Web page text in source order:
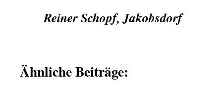
Reiner Schopf, Jakobsdorf
Ähnliche Beiträge: